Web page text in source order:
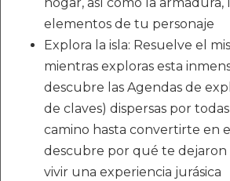
hogar, así como la armadura,
elementos de tu personaje
Explora la isla: Resuelve el
mientras exploras esta
descubre las Agendas de
de claves) dispersas por
camino hasta convertirte en
descubre por qué te dejaron
vivir una experiencia jurásica